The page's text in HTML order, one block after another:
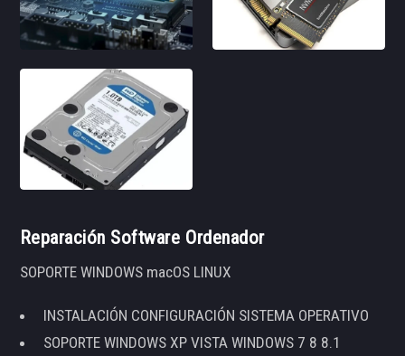
Reparación Software Ordenador
SOPORTE WINDOWS macOS LINUX
INSTALACIÓN CONFIGURACIÓN SISTEMA OPERATIVO
SOPORTE WINDOWS XP VISTA WINDOWS 7 8 8.1